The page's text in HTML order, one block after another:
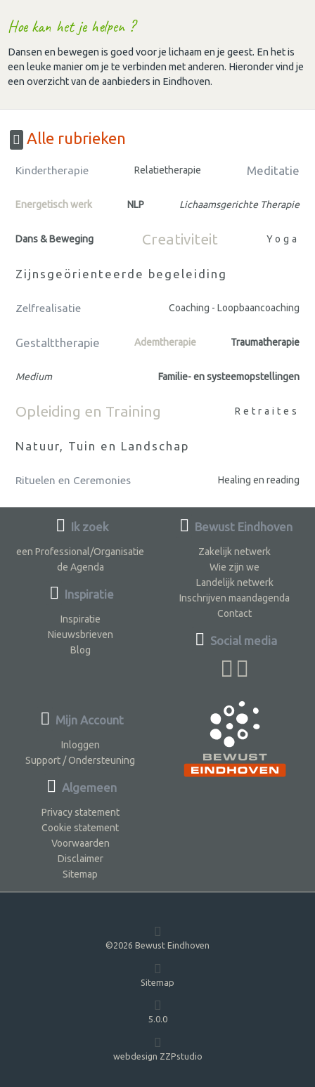
Hoe kan het je helpen ?
Dansen en bewegen is goed voor je lichaam en je geest. En het is
een leuke manier om je te verbinden met anderen. Hieronder vind je
een overzicht van de aanbieders in Eindhoven.
Alle rubrieken
Kindertherapie Relatietherapie Meditatie
Energetisch werk NLP Lichaamsgerichte Therapie
Dans & Beweging Creativiteit Yoga
Zijnsgeörienteerde begeleiding
Zelfrealisatie Coaching - Loopbaancoaching
Gestalttherapie Ademtherapie Traumatherapie
Medium Familie- en systeemopstellingen
Opleiding en Training Retraites
Natuur, Tuin en Landschap
Rituelen en Ceremonies Healing en reading
Ik zoek
een Professional/Organisatie
de Agenda
Inspiratie
Inspiratie
Nieuwsbrieven
Blog
Bewust Eindhoven
Zakelijk netwerk
Wie zijn we
Landelijk netwerk
Inschrijven maandagenda
Contact
Social media
Mijn Account
Inloggen
Support / Ondersteuning
Algemeen
Privacy statement
Cookie statement
Voorwaarden
Disclaimer
Sitemap
©2026 Bewust Eindhoven
Sitemap
5.0.0
webdesign ZZPstudio